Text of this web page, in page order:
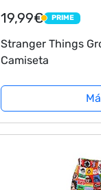
19,99€ PRIME
PRIME
Stranger Things
Camiseta